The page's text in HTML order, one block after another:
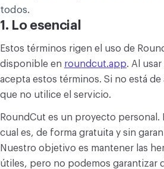
OPTIMIZAR
Comprimir imagen
Aumentar resolución de
Eliminar fondo de imagen
MODIFICAR
Redimensionar imagen
todos.
1. Lo esencial
Estos términos rigen el uso de
disponible en roundcut.app. Al
acepta estos términos. Si no está
que no utilice el servicio.
RoundCut es un proyecto personal.
cual es, de forma gratuita y sin
Nuestro objetivo es mantener las
útiles, pero no podemos garantizar